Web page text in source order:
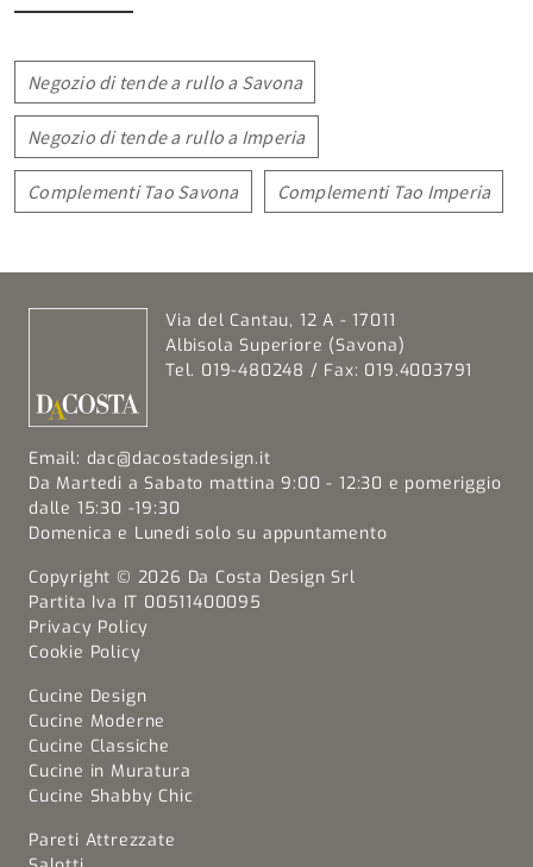
Negozio di tende a rullo a Savona
Negozio di tende a rullo a Imperia
Complementi Tao Savona Complementi Tao Imperia
Via del Cantau, 12 A - 17011
Albisola Superiore (Savona)
Tel. 019-480248 / Fax: 019.4003791
Email: dac@dacostadesign.it
Da Martedi a Sabato mattina 9:00 - 12:30 e pomeriggio
dalle 15:30 -19:30
Domenica e Lunedi solo su appuntamento
Copyright © 2026 Da Costa Design Srl
Partita Iva IT 00511400095
Privacy Policy
Cookie Policy
Cucine Design
Cucine Moderne
Cucine Classiche
Cucine in Muratura
Cucine Shabby Chic
Pareti Attrezzate